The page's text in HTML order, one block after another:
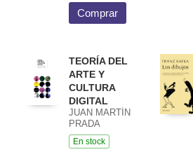
Comprar
TEORÍA DEL
ARTE Y
CULTURA
DIGITAL
JUAN MARTÍN
PRADA
En stock